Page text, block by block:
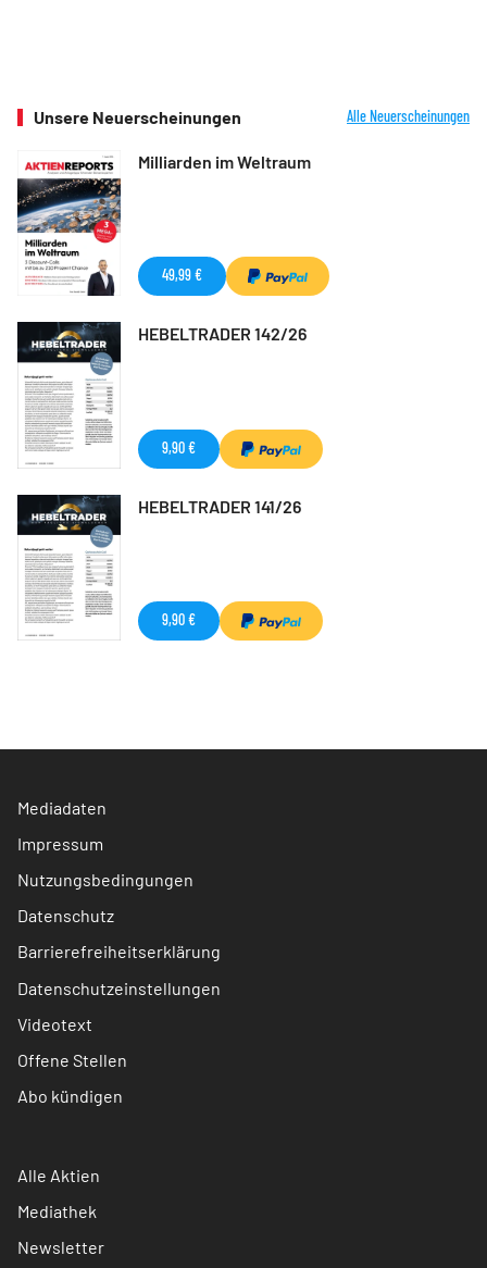
Unsere Neuerscheinungen Alle Neuerscheinungen
Milliarden im Weltraum
49,99 €
HEBELTRADER 142/26
9,90 €
HEBELTRADER 141/26
9,90 €
Mediadaten
Impressum
Nutzungsbedingungen
Datenschutz
Barrierefreiheitserklärung
Datenschutzeinstellungen
Videotext
Offene Stellen
Abo kündigen
Alle Aktien
Mediathek
Newsletter